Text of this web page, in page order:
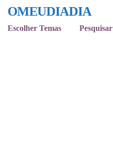
OMEUDIADIA
Escolher Temas Pesquisar